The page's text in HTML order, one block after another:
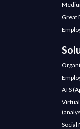
Great
ATS
Virtual
Social